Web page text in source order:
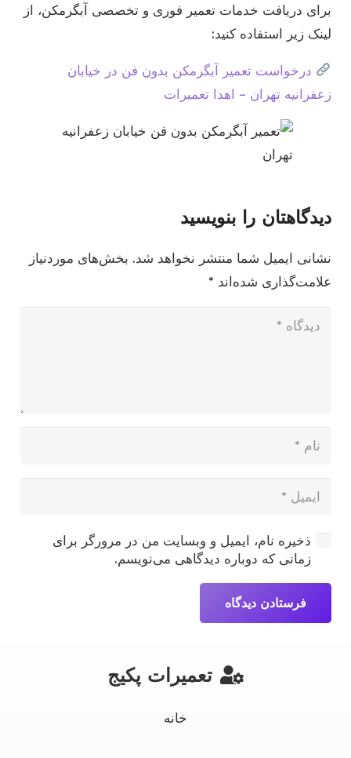
برای دریافت خدمات تعمیر فوری و تخصصی آبگرمکن، از
لینک زیر استفاده کنید:
درخواست تعمیر آبگرمکن بدون فن در خیابان
زعفرانیه تهران – اهدا تعمیرات
دیدگاهتان را بنویسید
نشانی ایمیل شما منتشر نخواهد شد. بخش‌های موردنیاز
علامت‌گذاری شده‌اند *
ذخیره نام، ایمیل و وبسایت من در مرورگر برای
زمانی که دوباره دیدگاهی می‌نویسم.
فرستادن دیدگاه
تعمیرات پکیج
خانه